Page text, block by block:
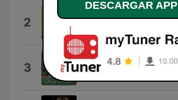
2 Nije Lako Bubamarcu
3 Trešnjevački Mališani
Tresnjevacki Malisani
DESCARGAR APP